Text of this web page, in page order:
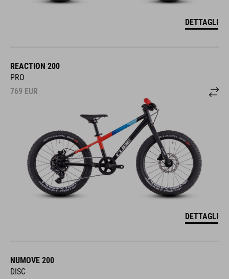
DETTAGLI
REACTION 200
PRO
769 EUR
DETTAGLI
NUMOVE 200
DISC